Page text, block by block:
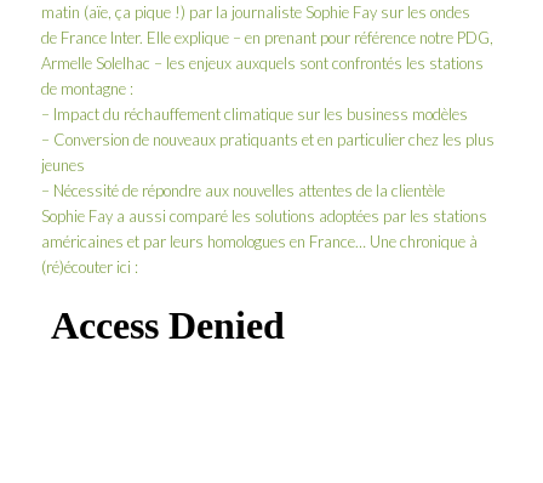
matin (aïe, ça pique !) par la journaliste Sophie Faysur les ondes
de France Inter. Elle explique – en prenant pour référence notre PDG,
Armelle Solelhac – les enjeux auxquels sont confrontés les stations
de montagne :
– Impact du réchauffement climatique sur les business modèles
– Conversion de nouveaux pratiquants et en particulier chez les plus
jeunes
– Nécessité de répondre aux nouvelles attentes de la clientèle
Sophie Fay a aussi comparé les solutions adoptées par les stations
américaines et par leurs homologues en France… Une chronique à
(ré)écouter ici :